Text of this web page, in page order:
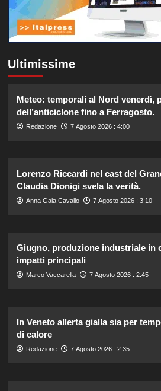
Ultimissime
Meteo: temporali al Nord venerdì,
dell’anticiclone fino a Ferragosto.
Redazione 7 Agosto 2026 : 4:00
Lorenzo Riccardi nel cast del
Claudia Dionigi svela la verità.
Anna Gaia Cavallo 7 Agosto 2026 : 3:10
Giugno, produzione industriale in
impatti principali
Marco Vaccarella 7 Agosto 2026 : 2:45
In Veneto allerta gialla sia per
di calore
Redazione 7 Agosto 2026 : 2:35